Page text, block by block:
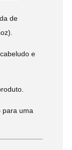
de
e
para uma